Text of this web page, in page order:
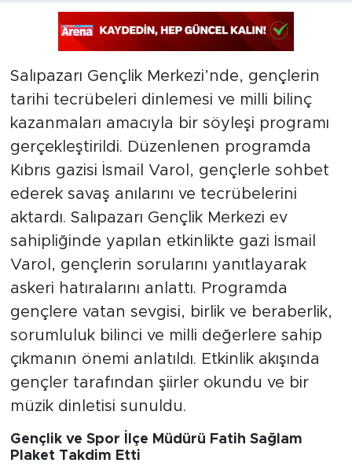
Salıpazarı Gençlik Merkezi’nde, gençlerin
tarihi tecrübeleri dinlemesi ve milli bilinç
kazanmaları amacıyla bir söyleşi programı
gerçekleştirildi. Düzenlenen programda
Kıbrıs gazisi İsmail Varol, gençlerle sohbet
ederek savaş anılarını ve tecrübelerini
aktardı. Salıpazarı Gençlik Merkezi ev
sahipliğinde yapılan etkinlikte gazi İsmail
Varol, gençlerin sorularını yanıtlayarak
askeri hatıralarını anlattı. Programda
gençlere vatan sevgisi, birlik ve beraberlik,
sorumluluk bilinci ve milli değerlere sahip
çıkmanın önemi anlatıldı. Etkinlik akışında
gençler tarafından şiirler okundu ve bir
müzik dinletisi sunuldu.
Gençlik ve Spor İlçe Müdürü Fatih Sağlam
Plaket Takdim Etti